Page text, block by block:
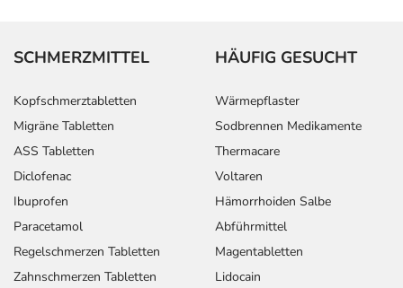
SCHMERZMITTEL
Kopfschmerztabletten
Migräne Tabletten
ASS Tabletten
Diclofenac
Ibuprofen
Paracetamol
Regelschmerzen Tabletten
Zahnschmerzen Tabletten
HÄUFIG GESUCHT
Wärmepflaster
Sodbrennen Medikamente
Thermacare
Voltaren
Hämorrhoiden Salbe
Abführmittel
Magentabletten
Lidocain